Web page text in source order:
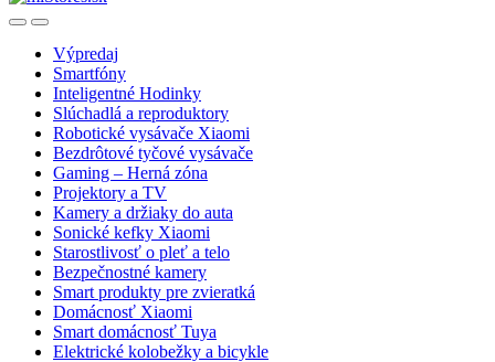
OpenClose
Výpredaj
Smartfóny
Inteligentné Hodinky
Slúchadlá a reproduktory
Robotické vysávače Xiaomi
Bezdrôtové tyčové vysávače
Gaming – Herná zóna
Projektory a TV
Kamery a držiaky do auta
Sonické kefky Xiaomi
Starostlivosť o pleť a telo
Bezpečnostné kamery
Smart produkty pre zvieratká
Domácnosť Xiaomi
Smart domácnosť Tuya
Elektrické kolobežky a bicykle